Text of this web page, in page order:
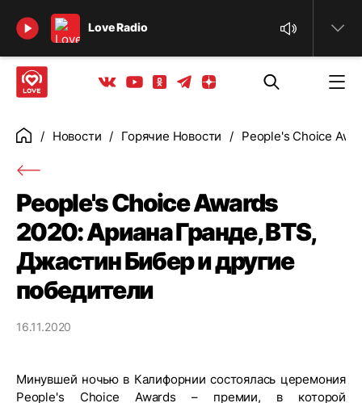
Love Radio
Найти
Вконтакте
YoutubeОдноклассники
ТелеграмЯндекс дзен
ГлавнаяНовости Горячие Новости People's Choice
People's Choice Awards
2020: Ариана Гранде, BTS,
Джастин Бибер и другие
победители
16.11.2020
Минувшей ночью в Калифорнии состоялась церемония
People's Choice Awards – премии, в которой